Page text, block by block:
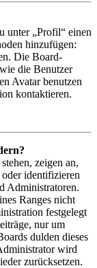
unter „Profil“ einen
hinzufügen:
Die Board-
die Benutzer
Avatar benutzen
kontaktieren.
zeigen an,
identifizieren
Administratoren.
Ranges nicht
festgelegt
nur um
dulden dieses
wird
zurücksetzen.